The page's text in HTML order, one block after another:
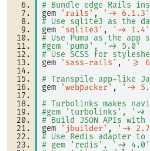
# Bundle edge Rails
gem
'rails' , '~> 6.1.3'
# Use sqlite3 as the
gem
'sqlite3' ,
'~> 1.4'
# Use Puma as the app
#gem 'puma', '~> 5.0'
# Use SCSS for
gem
'sass-rails' ,
'>=
# Transpile app-like
gem
'webpacker' , '~>
# Turbolinks makes
#gem 'turbolinks', '~>
# Build JSON APIs
gem
'jbuilder' ,
'~>
# Use Redis adapter
# gem 'redis', '~> 4.0'